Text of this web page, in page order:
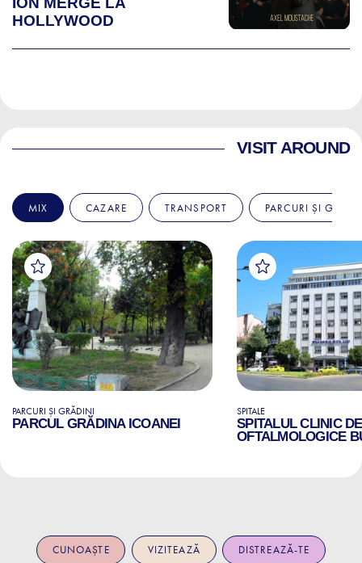
HOLLYWOOD
VISIT AROUND
MIX CAZARE TRANSPORT PARCURI ȘI
PARCURI ȘI GRĂDINI
PARCUL GRĂDINA ICOANEI
SPITALE
SPITALUL CLINIC
OFTALMOLOGICE
CUNOAȘTE VIZITEAZĂ DISTREAZĂ-TE